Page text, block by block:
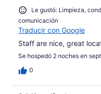
Le gustó: Limpieza,
comunicación
Traducir con Google
Staff are nice, great
Se hospedó 2 noches en
0